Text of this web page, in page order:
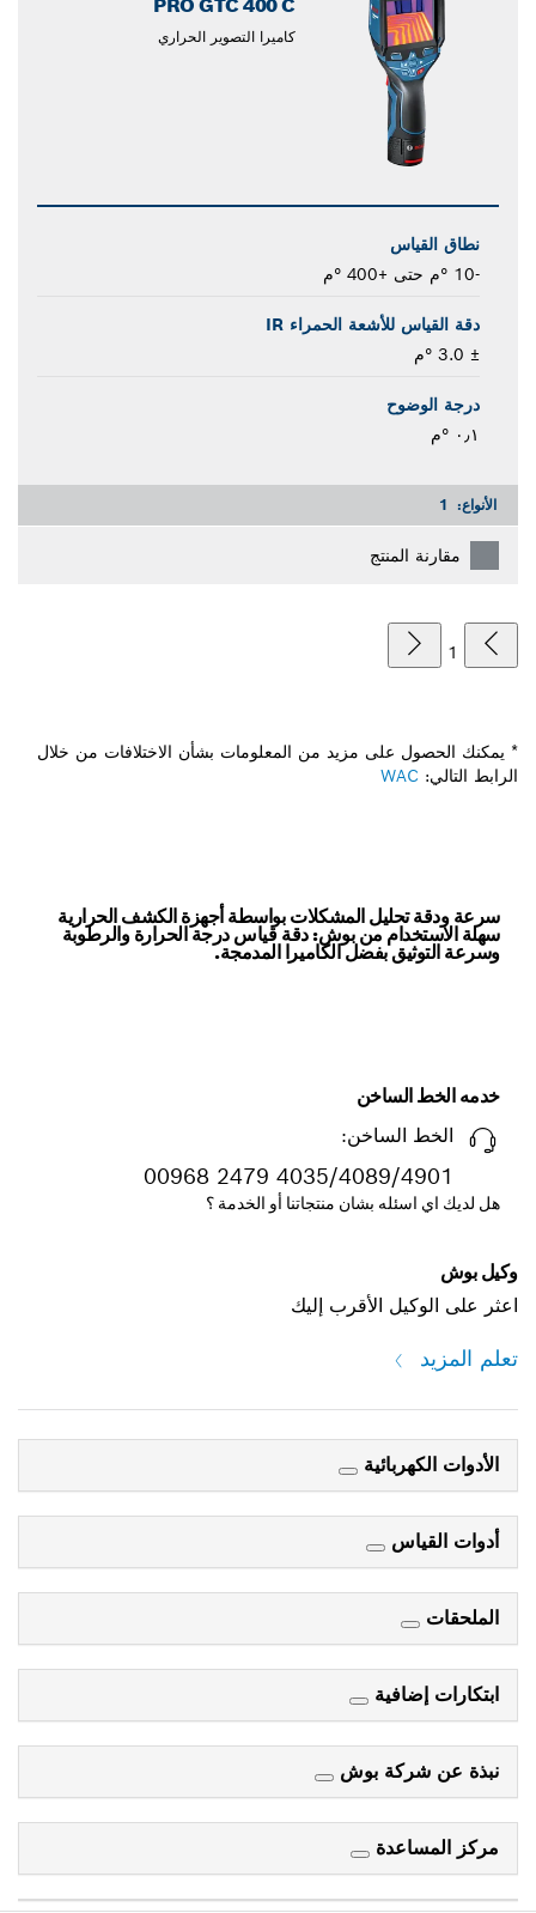
PRO GTC 400 C
كاميرا التصوير الحراري
نطاق القياس
-10 °م حتى +400 °م
دقة القياس للأشعة الحمراء IR
± 3.0 °م
درجة الوضوح
٠٫١ °م
الأنواع: 1
مقارنة المنتج
1
* يمكنك الحصول على مزيد من المعلومات بشأن الاختلافات من خلال
الرابط التالي: WAC
سرعة ودقة تحليل المشكلات بواسطة أجهزة الكشف الحرارية
سهلة الاستخدام من بوش: دقة قياس درجة الحرارة والرطوبة
وسرعة التوثيق بفضل الكاميرا المدمجة.
خدمه الخط الساخن
الخط الساخن:
00968 2479 4035/4089/4901
هل لديك اي اسئله بشان منتجاتنا أو الخدمة ؟
وكيل بوش
اعثر على الوكيل الأقرب إليك
تعلم المزيد
الأدوات الكهربائية
أدوات القياس
الملحقات
ابتكارات إضافية
نبذة عن شركة بوش
مركز المساعدة